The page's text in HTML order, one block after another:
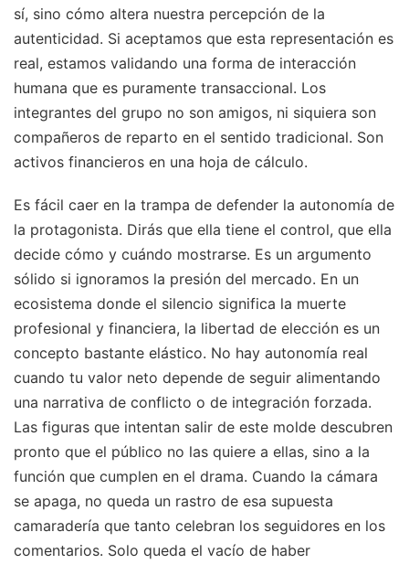
sí, sino cómo altera nuestra percepción de la
autenticidad. Si aceptamos que esta representación es
real, estamos validando una forma de interacción
humana que es puramente transaccional. Los
integrantes del grupo no son amigos, ni siquiera son
compañeros de reparto en el sentido tradicional. Son
activos financieros en una hoja de cálculo.
Es fácil caer en la trampa de defender la autonomía de
la protagonista. Dirás que ella tiene el control, que ella
decide cómo y cuándo mostrarse. Es un argumento
sólido si ignoramos la presión del mercado. En un
ecosistema donde el silencio significa la muerte
profesional y financiera, la libertad de elección es un
concepto bastante elástico. No hay autonomía real
cuando tu valor neto depende de seguir alimentando
una narrativa de conflicto o de integración forzada.
Las figuras que intentan salir de este molde descubren
pronto que el público no las quiere a ellas, sino a la
función que cumplen en el drama. Cuando la cámara
se apaga, no queda un rastro de esa supuesta
camaradería que tanto celebran los seguidores en los
comentarios. Solo queda el vacío de haber